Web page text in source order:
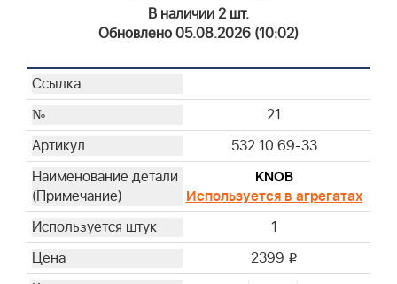
В наличии 2 шт.
Обновлено 05.08.2026 (10:02)
21
532 10 69-33
KNOB
Используется в агрегатах
1
2399 i